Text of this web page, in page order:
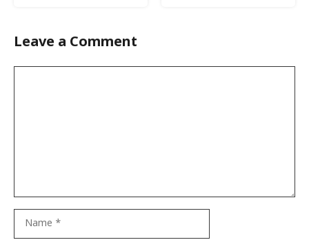
Leave a Comment